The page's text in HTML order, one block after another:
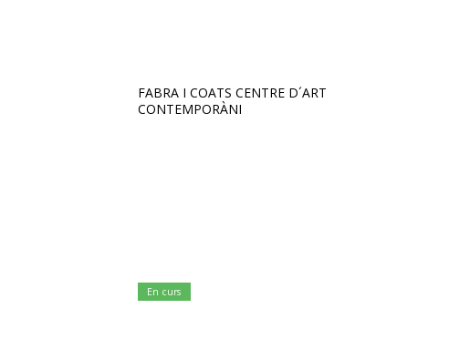
En curs
FABRA I COATS CENTRE D´ART
CONTEMPORÀNI